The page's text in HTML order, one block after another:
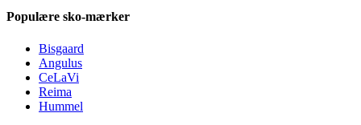
Populære sko-mærker
Bisgaard
Angulus
CeLaVi
Reima
Hummel